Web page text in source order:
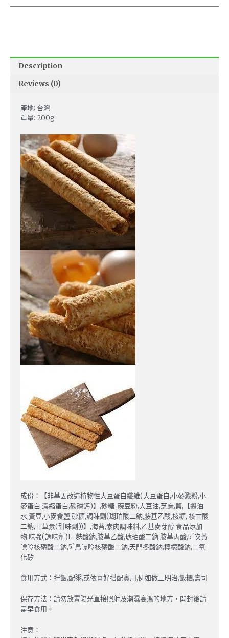
Description
Reviews (0)
產地: 台灣
重量: 200g
成份：【非基因改造植物性大豆蛋白纖維(大豆蛋白,小麥澱粉,小
麥蛋白,濃縮蛋白,碳磷鈣)】,砂糖 ,碗豆粉,大豆油,芝麻,鹽,【醬油:
水,黃豆,小麥食鹽,砂糖,調味劑(瑚珀酸二鈉,胺基乙酸,核糖, 核甘酸
二鈉,甘草素(甜味劑))】,海苔,素肉調味料,乙基麥芽醇 食品添加
物:味強(調味劑)L-麩酸鈉,胺基乙酸,琥珀酸二鈉,胺基丙酸,5`次黃
嘌呤核磷酸二鈉,5`鳥嘌呤核磷酸二鈉,天門冬酸鈉,檸檬酸鈉,二氧
化矽
食用方式：拌飯,配粥,或依喜好搭配實用,例如做三明治,飯糰,壽司
保存方法：請勿放置陽光直接照射及潮濕高溫的地方，開封後請
盡早食用。
注意：